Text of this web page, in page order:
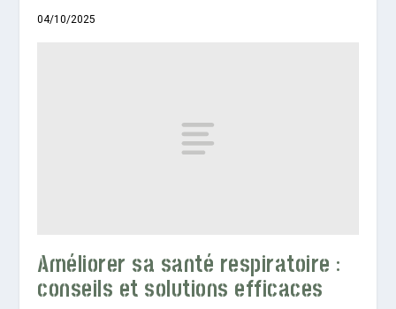
04/10/2025
Améliorer sa santé respiratoire :
conseils et solutions efficaces